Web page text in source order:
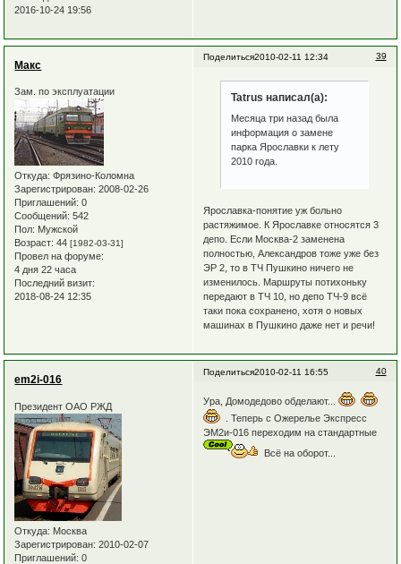
2016-10-24 19:56
Поделиться 39
2010-02-11 12:34
Макс
Зам. по эксплуатации
Откуда: Фрязино-Коломна
Зарегистрирован: 2008-02-26
Приглашений: 0
Сообщений: 542
Пол: Мужской
Возраст: 44[1982-03-31]
Провел на форуме:
4 дня 22 часа
Последний визит:
2018-08-24 12:35
Tatrus написал(а):
Месяца три назад была
информация о замене
парка Ярославки к лету
2010 года.
Ярославка-понятие уж больно
растяжимое. К Ярославке относятся 3
депо. Если Москва-2 заменена
полностью, Александров тоже уже без
ЭР 2, то в ТЧ Пушкино ничего не
изменилось. Маршруты потихоньку
передают в ТЧ 10, но депо ТЧ-9 всё
таки пока сохранено, хотя о новых
машинах в Пушкино даже нет и речи!
Поделиться 40
2010-02-11 16:55
em2i-016
Президент ОАО РЖД
Откуда: Москва
Зарегистрирован: 2010-02-07
Приглашений: 0
Ура, Домодедово обделают...
. Теперь с Ожерелье Экспресс
ЭМ2и-016 переходим на стандартные
Всё на оборот...